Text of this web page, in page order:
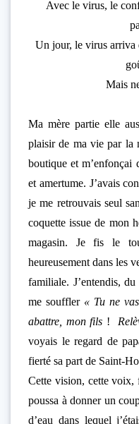
Avec le virus, le
Un jour, le virus arriva
Mais
Ma mère partie elle
plaisir de ma vie par la
boutique et m’enfonçai
et amertume. J’avais
je me retrouvais seul
coquette issue de mon
magasin. Je fis le
heureusement dans les
familiale. J’entendis,
me souffler « Tu ne
abattre, mon fils !
voyais le regard de
fierté sa part de Saint-
Cette vision, cette voix,
poussa à donner un
d’eau dans lequel